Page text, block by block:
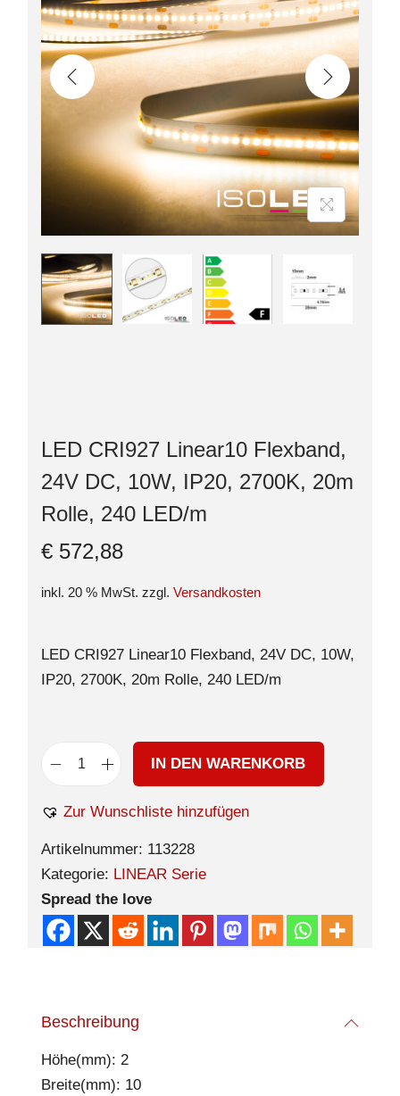
LED CRI927 Linear10 Flexband,
24V DC, 10W, IP20, 2700K, 20m
Rolle, 240 LED/m
€ 572,88
inkl. 20 % MwSt. zzgl. Versandkosten
LED CRI927 Linear10 Flexband, 24V DC, 10W,
IP20, 2700K, 20m Rolle, 240 LED/m
IN DEN WARENKORB
Zur Wunschliste hinzufügen
Artikelnummer: 113228
Kategorie: LINEAR Serie
Spread the love
Beschreibung
Höhe(mm): 2
Breite(mm): 10